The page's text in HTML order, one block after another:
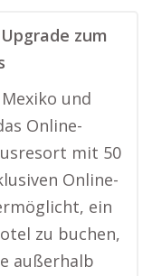
zum
und
Online-
mit 50
Online-
ein
zu buchen,
außerhalb